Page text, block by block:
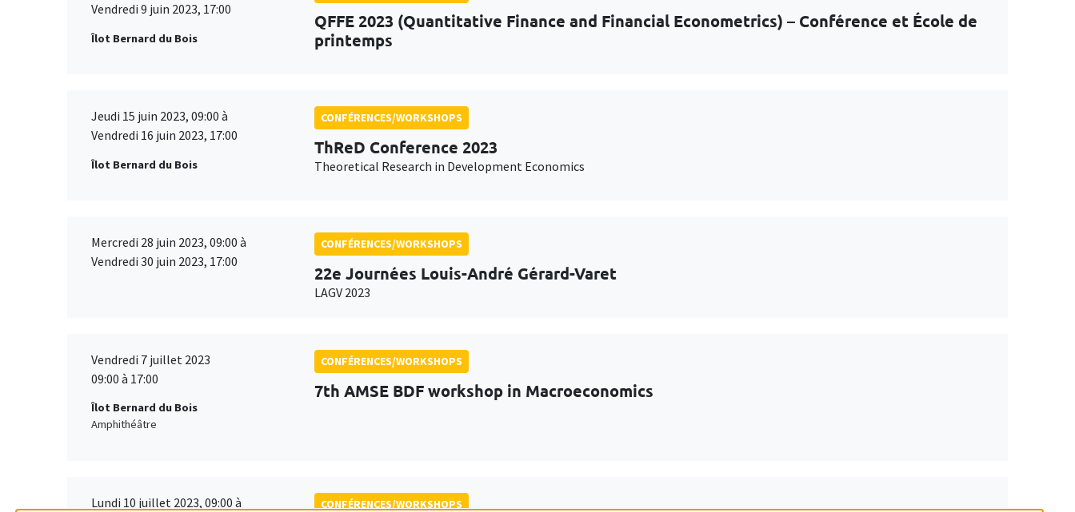
Vendredi 9 juin 2023, 17:00
Îlot Bernard du Bois
QFFE 2023 (Quantitative Finance and Financial Econometrics) – Conférence et École de
printemps
Jeudi 15 juin 2023, 09:00 à
Vendredi 16 juin 2023, 17:00
Îlot Bernard du Bois
CONFÉRENCES/WORKSHOPS
ThReD Conference 2023
Theoretical Research in Development Economics
Mercredi 28 juin 2023, 09:00 à
Vendredi 30 juin 2023, 17:00
CONFÉRENCES/WORKSHOPS
22e Journées Louis-André Gérard-Varet
LAGV 2023
Vendredi 7 juillet 2023
09:00 à 17:00
Îlot Bernard du Bois
Amphithéâtre
CONFÉRENCES/WORKSHOPS
7th AMSE BDF workshop in Macroeconomics
Lundi 10 juillet 2023, 09:00 à
CONFÉRENCES/WORKSHOPS